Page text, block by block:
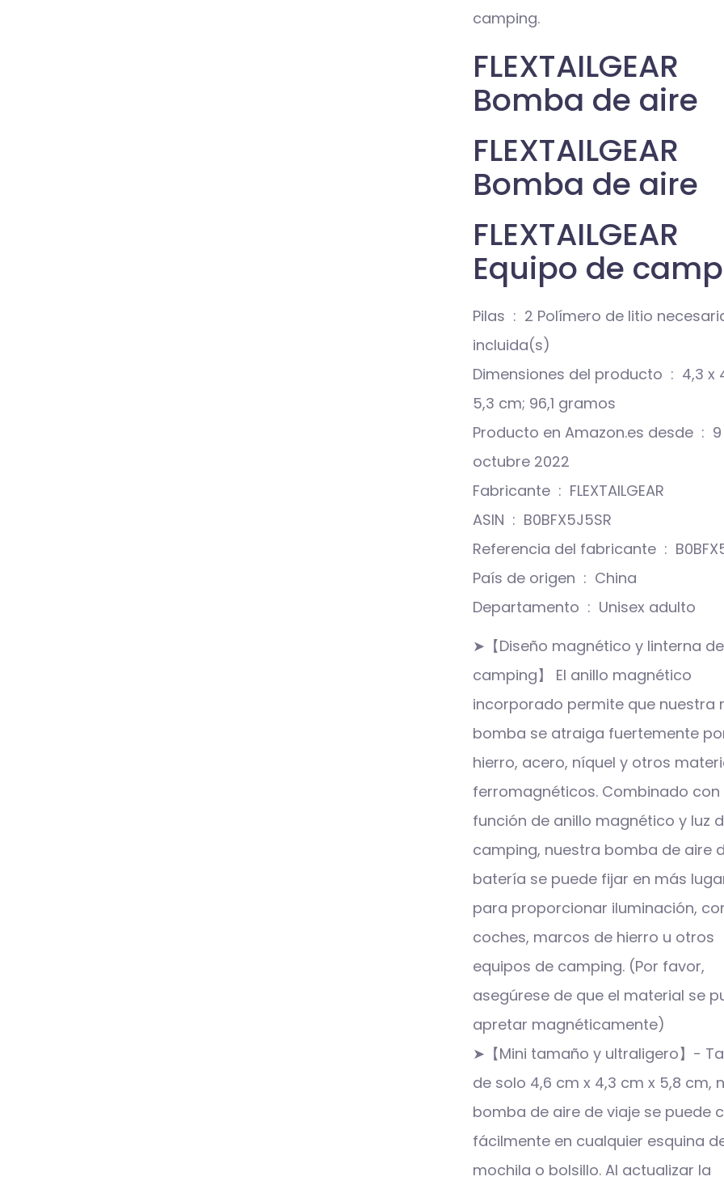
camping.
FLEXTAILGEAR
Bomba de aire
FLEXTAILGEAR
Bomba de aire
FLEXTAILGEAR
Equipo de
Pilas ‏ : ‎ 2 Polímero de litio necesaria(s),
incluida(s)
Dimensiones del producto ‏ : ‎ 4,3 x 4,3 x
5,3 cm; 96,1 gramos
Producto en Amazon.es desde ‏ : ‎ 9
octubre 2022
Fabricante ‏ : ‎ FLEXTAILGEAR
ASIN ‏ : ‎ B0BFX5J5SR
Referencia del
País de origen ‏ : ‎ China
Departamento ‏ : ‎ Unisex adulto
➤【Diseño magnético y linterna de
camping】 El anillo magnético
incorporado permite que nuestra
bomba se atraiga fuertemente
hierro, acero, níquel y otros
ferromagnéticos. Combinado con
función de anillo magnético y luz
camping, nuestra bomba de aire
batería se puede fijar en más
para proporcionar iluminación,
coches, marcos de hierro u otros
equipos de camping. (Por favor,
asegúrese de que el material se
apretar magnéticamente)
➤【Mini tamaño y ultraligero】-
de solo 4,6 cm x 4,3 cm x 5,8 cm,
bomba de aire de viaje se puede
fácilmente en cualquier esquina
mochila o bolsillo. Al actualizar la